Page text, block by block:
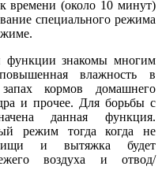
времени (около 10 минут)
специального режима
функции знакомы многим
влажность в
кормов домашнего
и прочее. Для борьбы с
данная функция.
режим тогда когда не
пищи и вытяжка будет
воздуха и отвод/